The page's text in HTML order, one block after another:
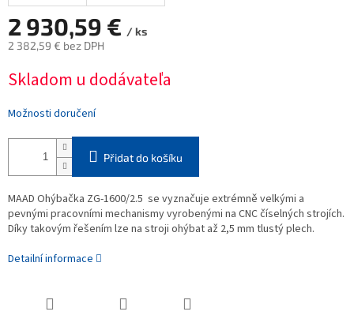
2 930,59 € / ks
2 382,59 € bez DPH
cena:
Skladom u dodávateľa
Možnosti doručení
Přidat do košíku
MAAD Ohýbačka ZG-1600/2.5 se vyznačuje extrémně velkými a
pevnými pracovními mechanismy vyrobenými na CNC číselných strojích.
Díky takovým řešením lze na stroji ohýbat až 2,5 mm tlustý plech.
Detailní informace